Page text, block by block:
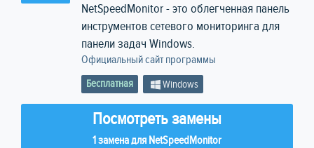
NetSpeedMonitor - это облегченная панель
инструментов сетевого мониторинга для
панели задач Windows.
Официальный сайт программы
Бесплатная Windows
Посмотреть замены
1 замена для NetSpeedMonitor